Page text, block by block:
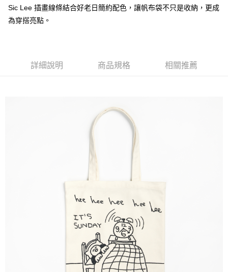
２．訂單成立數日內，您將收到繳費通知簡訊。
ATM／網路銀行／等多元方式進行付款，方視為交易完成。
※ 交易是否成功請以「AFTEE先享後付 」之結帳頁面顯示為準，若有關於
是否繳費成功／繳費後需取消欲退款等相關疑問，請聯繫「AFTEE先享後付
１．透過由恩沛科技股份有限公司提供之「AFTEE先享後付」服務完成之交
易，需依本服務之必要範圍內提供個人資料，並將交易相關給付款項請求債
權轉讓予恩沛科技股份有限公司。
２．關於個人資料處理事宜，請瀏覽以下網址：
３．未成年的使用者請事先徵得法定代理人或監護人之同意方可使用
「AFTEE先享後付」，若未經同意申辦者引起之損失，本公司不負相關責
４．使用「AFTEE先享後付」時，將依據個別帳號之用戶狀況，依本公司即
請求用戶進行身份認證。
５．嚴禁一人註冊多個帳號或使用他人資訊註冊。若發現惡意使用之情形，
恩沛科技股份有限公司將有權停止該用戶之使用額度並採取法律行動。
每筆NT$70，滿NT$599(含以上)免運費
付款後萊爾富取貨
每筆NT$70，滿NT$599(含以上)免運費
每筆NT$70，滿NT$599(含以上)免運費
Sic Lee 插畫線條結合好老日簡約配色，讓帆布袋不只是收納，更成
為穿搭亮點。
詳細說明 商品規格 相關推薦